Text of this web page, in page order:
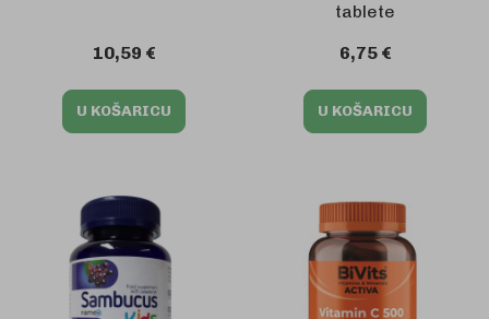
10,59 €
U KOŠARICU
tablete
6,75 €
U KOŠARICU